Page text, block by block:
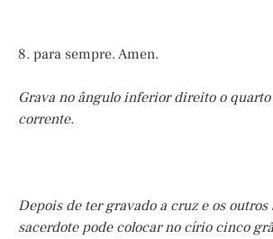
8. para sempre. Amen.
Grava no ângulo inferior direito o
corrente.
Depois de ter gravado a cruz e os outros
sacerdote pode colocar no círio cinco